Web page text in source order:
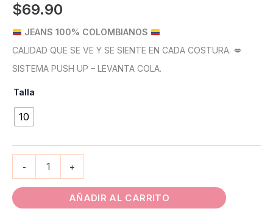
$69.90
JEANS 100% COLOMBIANOS
CALIDAD QUE SE VE Y SE SIENTE EN CADA COSTURA. 💋
SISTEMA PUSH UP – LEVANTA COLA.
Talla
10
- +
AÑADIR AL CARRITO